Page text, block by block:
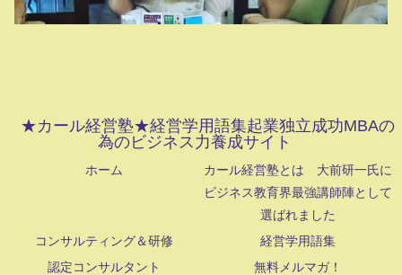
★カール経営塾★経営学用語集起業独立成功MBAの
為のビジネス力養成サイト
ホーム
カール経営塾とは 大前研一氏に
ビジネス教育界最強講師陣として
選ばれました
コンサルティング＆研修
経営学用語集
認定コンサルタント
無料メルマガ！